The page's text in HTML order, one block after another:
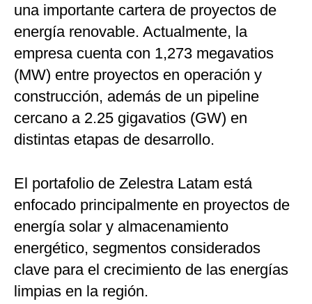
una importante cartera de proyectos de
energía renovable. Actualmente, la
empresa cuenta con 1,273 megavatios
(MW) entre proyectos en operación y
construcción, además de un pipeline
cercano a 2.25 gigavatios (GW) en
distintas etapas de desarrollo.
El portafolio de Zelestra Latam está
enfocado principalmente en proyectos de
energía solar y almacenamiento
energético, segmentos considerados
clave para el crecimiento de las energías
limpias en la región.